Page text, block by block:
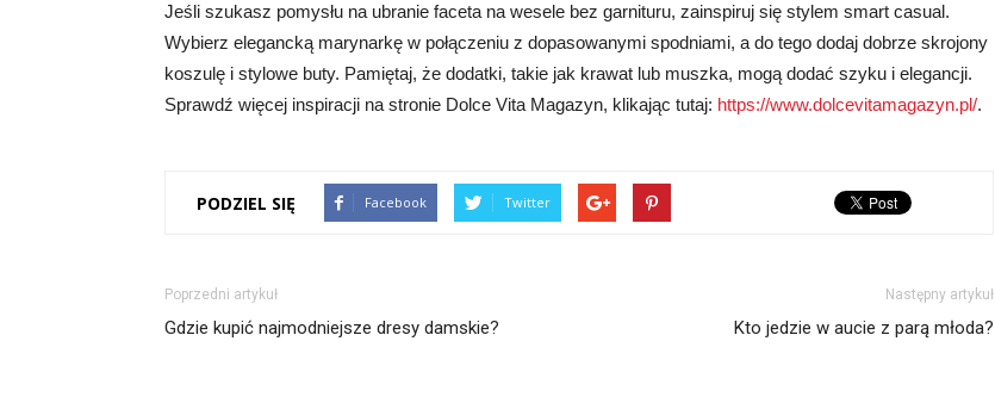
Jeśli szukasz pomysłu na ubranie faceta na wesele bez garnituru, zainspiruj się stylem smart casual.
Wybierz elegancką marynarkę w połączeniu z dopasowanymi spodniami, a do tego dodaj dobrze skrojony
koszulę i stylowe buty. Pamiętaj, że dodatki, takie jak krawat lub muszka, mogą dodać szyku i elegancji.
Sprawdź więcej inspiracji na stronie Dolce Vita Magazyn, klikając tutaj: https://www.dolcevitamagazyn.pl/.
PODZIEL SIĘ Facebook Twitter
Poprzedni artykuł
Gdzie kupić najmodniejsze dresy damskie?
Następny artykuł
Kto jedzie w aucie z parą młoda?